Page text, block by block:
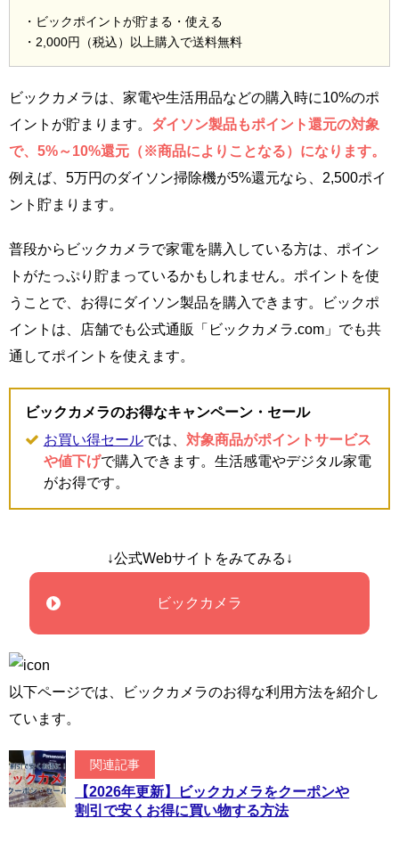
・ビックポイントが貯まる・使える
・2,000円（税込）以上購入で送料無料
ビックカメラは、家電や生活用品などの購入時に10%のポ
イントが貯まります。 ダイソン製品もポイント還元の対象
で、5%～10%還元（※商品によりことなる）になります。
例えば、5万円のダイソン掃除機が5%還元なら、2,500ポイ
ント貯まります。
普段からビックカメラで家電を購入している方は、ポイン
トがたっぷり貯まっているかもしれません。ポイントを使
うことで、お得にダイソン製品を購入できます。ビックポ
イントは、店舗でも公式通販「ビックカメラ.com」でも共
通してポイントを使えます。
ビックカメラのお得なキャンペーン・セール
お買い得セールでは、 対象商品がポイントサービス
や値下げで購入できます。生活感電やデジタル家電
がお得です。
↓公式Webサイトをみてみる↓
ビックカメラ
以下ページでは、ビックカメラのお得な利用方法を紹介し
ています。
関連記事
【2026年更新】ビックカメラをクーポンや
割引で安くお得に買い物する方法